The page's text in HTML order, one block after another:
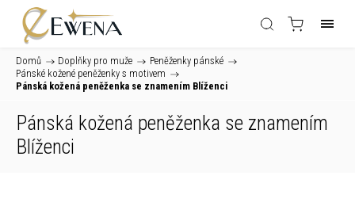
Domů / Doplňky pro muže / Peněženky pánské /
Pánské kožené peněženky s motivem /
Pánská kožená peněženka se znamením Blíženci
Pánská kožená peněženka se znamením
Blíženci